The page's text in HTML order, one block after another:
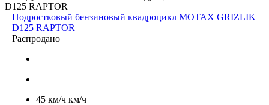
Подростковый бензиновый квадроцикл MOTAX GRIZLIK
D125 RAPTOR
Распродано
45 км/ч км/ч